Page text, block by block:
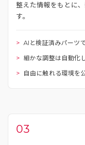
整えた情報をもとに
す。
AIと検証済みパーツ
細かな調整は自動化
自由に触れる環境を
03